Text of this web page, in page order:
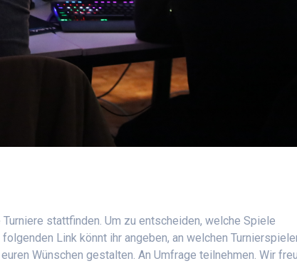
stattfinden. Um zu entscheiden, welche Spiele
Link könnt ihr angeben, an welchen
Wünschen gestalten. An Umfrage teilnehmen. Wir